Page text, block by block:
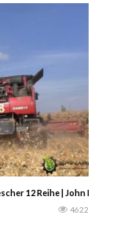
12 Reihe | John Deere
4622